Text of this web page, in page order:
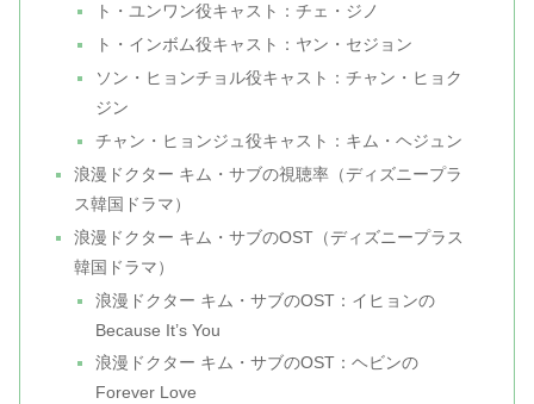
ト・ユンワン役キャスト：チェ・ジノ
ト・インボム役キャスト：ヤン・セジョン
ソン・ヒョンチョル役キャスト：チャン・ヒョク
ジン
チャン・ヒョンジュ役キャスト：キム・ヘジュン
浪漫ドクター キム・サブの視聴率（ディズニープラ
ス韓国ドラマ）
浪漫ドクター キム・サブのOST（ディズニープラス
韓国ドラマ）
浪漫ドクター キム・サブのOST：イヒョンの
Because It’s You
浪漫ドクター キム・サブのOST：ヘビンの
Forever Love